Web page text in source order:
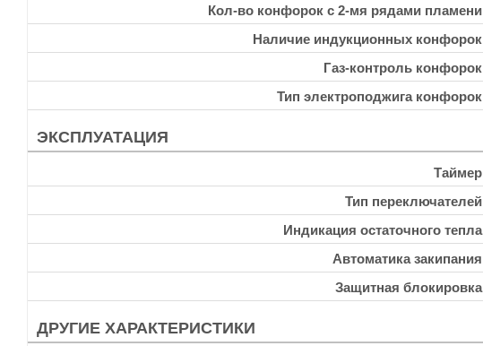
Кол-во конфорок с 2-мя рядами пламени
Наличие индукционных конфорок
Газ-контроль конфорок
Тип электроподжига конфорок
ЭКСПЛУАТАЦИЯ
Таймер
Тип переключателей
Индикация остаточного тепла
Автоматика закипания
Защитная блокировка
ДРУГИЕ ХАРАКТЕРИСТИКИ